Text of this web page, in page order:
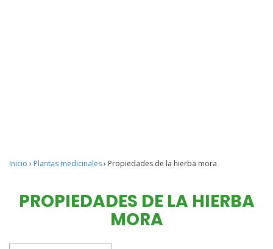
Inicio › Plantas medicinales› Propiedades de la hierba mora
PROPIEDADES DE LA HIERBA
MORA